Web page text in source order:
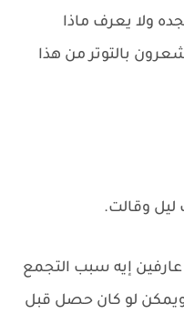
ولا يعرف ماذا
بالتوتر من هذا
وقالت.
إيه سبب التجمع
ويمكن لو كان حصل قبل